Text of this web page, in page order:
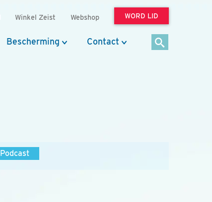
Winkel Zeist Webshop WORD LID
Bescherming Contact
Podcast